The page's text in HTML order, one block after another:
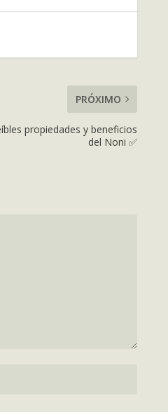
PRÓXIMO
propiedades y beneficios
del Noni ✅